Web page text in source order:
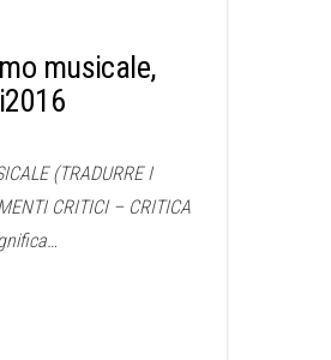
musicale,
(TRADURRE I
CRITICI – CRITICA